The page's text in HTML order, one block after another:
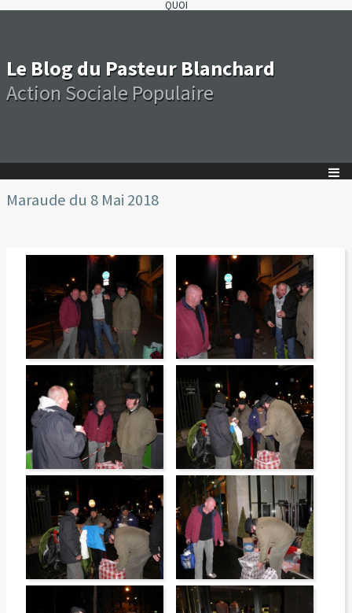
QUOI
Le Blog du Pasteur Blanchard
Action Sociale Populaire
Maraude du 8 Mai 2018